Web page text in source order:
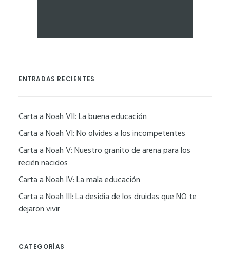
Yone.dev: La nueva era
del desarrollo de
software
ENTRADAS RECIENTES
Carta a Noah VII: La buena educación
Carta a Noah VI: No olvides a los incompetentes
Carta a Noah V: Nuestro granito de arena para los
recién nacidos
Carta a Noah IV: La mala educación
Carta a Noah III: La desidia de los druidas que NO te
dejaron vivir
CATEGORÍAS